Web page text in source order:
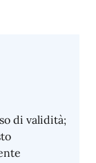
di validità;